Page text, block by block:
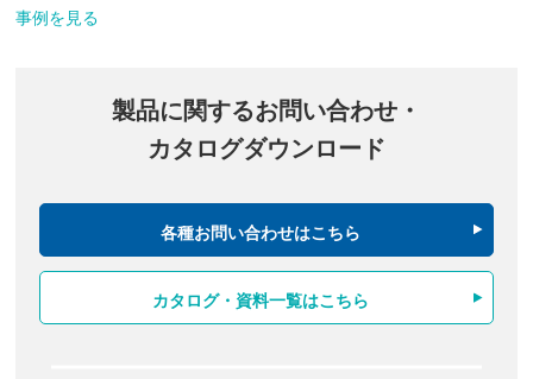
事例を見る
製品に関するお問い合わせ・
カタログダウンロード
各種お問い合わせはこちら
カタログ・資料一覧はこちら